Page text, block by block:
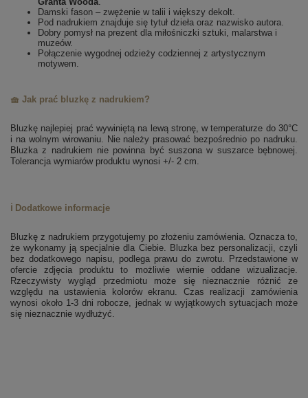
Damski fason – zwężenie w talii i większy dekolt.
Pod nadrukiem znajduje się tytuł dzieła oraz nazwisko autora.
Dobry pomysł na prezent dla miłośniczki sztuki, malarstwa i
muzeów.
Połączenie wygodnej odzieży codziennej z artystycznym
motywem.
🧺 Jak prać bluzkę z nadrukiem?
Bluzkę najlepiej prać wywiniętą na lewą stronę, w temperaturze do 30°C
i na wolnym wirowaniu. Nie należy prasować bezpośrednio po nadruku.
Bluzka z nadrukiem nie powinna być suszona w suszarce bębnowej.
Tolerancja wymiarów produktu wynosi +/- 2 cm.
ℹ️ Dodatkowe informacje
Bluzkę z nadrukiem przygotujemy po złożeniu zamówienia. Oznacza to,
że wykonamy ją specjalnie dla Ciebie. Bluzka bez personalizacji, czyli
bez dodatkowego napisu, podlega prawu do zwrotu. Przedstawione w
ofercie zdjęcia produktu to możliwie wiernie oddane wizualizacje.
Rzeczywisty wygląd przedmiotu może się nieznacznie różnić ze
względu na ustawienia kolorów ekranu. Czas realizacji zamówienia
wynosi około 1-3 dni robocze, jednak w wyjątkowych sytuacjach może
się nieznacznie wydłużyć.